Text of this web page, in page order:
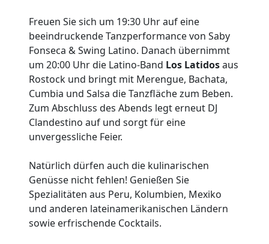
Freuen Sie sich um 19:30 Uhr auf eine
beeindruckende Tanzperformance von Saby
Fonseca & Swing Latino. Danach übernimmt
um 20:00 Uhr die Latino-Band Los Latidosaus
Rostock und bringt mit Merengue, Bachata,
Cumbia und Salsa die Tanzfläche zum Beben.
Zum Abschluss des Abends legt erneut DJ
Clandestino auf und sorgt für eine
unvergessliche Feier.
Natürlich dürfen auch die kulinarischen
Genüsse nicht fehlen! Genießen Sie
Spezialitäten aus Peru, Kolumbien, Mexiko
und anderen lateinamerikanischen Ländern
sowie erfrischende Cocktails.